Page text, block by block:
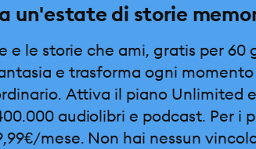
un'estate di storie
e le storie che ami, gratis per 60
e trasforma ogni momento
Attiva il piano Unlimited
audiolibri e podcast. Per i
mese. Non hai nessun